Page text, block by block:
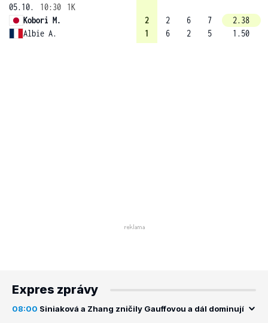
05.10.
10:30
1K
Kobori M.
Albie A.
2
1
2
6
6
2
7
5
2.38
1.50
Expres zprávy
08:00 Siniaková a Zhang zničily Gauffovou a dál dominují